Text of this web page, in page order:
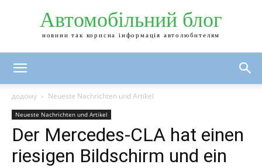
Автомобільний блог
новини так корисна інформація автолюбителям
додому Neueste Nachrichten und Artikel
Neueste Nachrichten und Artikel
Der Mercedes-CLA hat einen
riesigen Bildschirm und ein